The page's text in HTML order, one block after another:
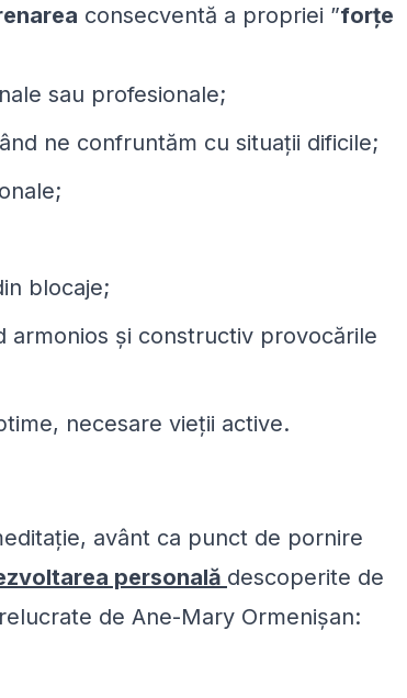
consecventă a propriei ”forțe
sau profesionale;
ne confruntăm cu situații dificile;
blocaje;
armonios și constructiv provocările
necesare vieții active.
avânt ca punct de pornire
personală descoperite de
de Ane-Mary Ormenişan: